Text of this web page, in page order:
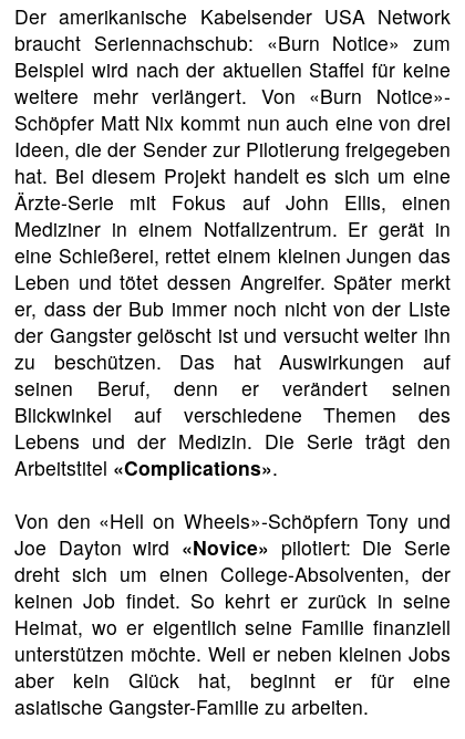
Der amerikanische Kabelsender USA Network
braucht Seriennachschub: «Burn Notice» zum
Beispiel wird nach der aktuellen Staffel für keine
weitere mehr verlängert. Von «Burn Notice»-
Schöpfer Matt Nix kommt nun auch eine von drei
Ideen, die der Sender zur Pilotierung freigegeben
hat. Bei diesem Projekt handelt es sich um eine
Ärzte-Serie mit Fokus auf John Ellis, einen
Mediziner in einem Notfallzentrum. Er gerät in
eine Schießerei, rettet einem kleinen Jungen das
Leben und tötet dessen Angreifer. Später merkt
er, dass der Bub immer noch nicht von der Liste
der Gangster gelöscht ist und versucht weiter ihn
zu beschützen. Das hat Auswirkungen auf
seinen Beruf, denn er verändert seinen
Blickwinkel auf verschiedene Themen des
Lebens und der Medizin. Die Serie trägt den
Arbeitstitel «Complications».
Von den «Hell on Wheels»-Schöpfern Tony und
Joe Dayton wird «Novice» pilotiert: Die Serie
dreht sich um einen College-Absolventen, der
keinen Job findet. So kehrt er zurück in seine
Heimat, wo er eigentlich seine Familie finanziell
unterstützen möchte. Weil er neben kleinen Jobs
aber kein Glück hat, beginnt er für eine
asiatische Gangster-Familie zu arbeiten.